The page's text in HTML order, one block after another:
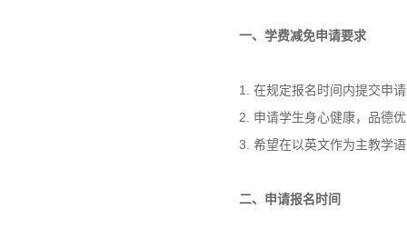
一、学费减免申请要求
1. 在规定报名时间内提交申
2. 申请学生身心健康，品德
3. 希望在以英文作为主教学
二、申请报名时间